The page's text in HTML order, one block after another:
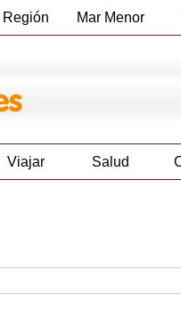
Región Mar Menor
Viajar Salud